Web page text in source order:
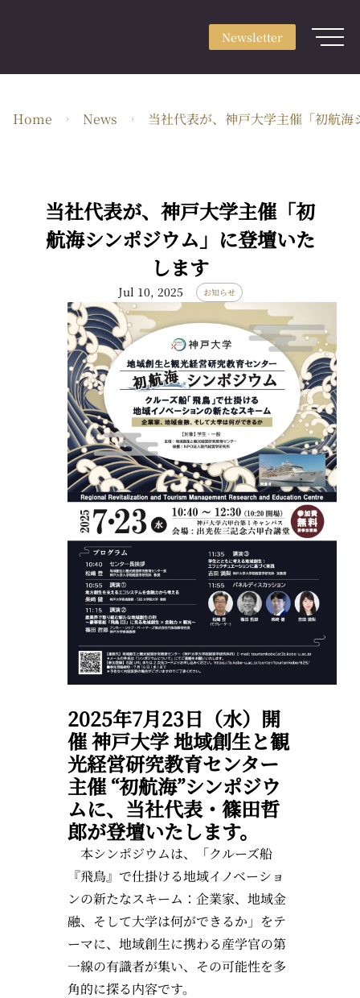
Newsletter
Use & Scene
Artists
Feature
EN・JPY
ARTerrace Inc.
2-2-1 Kyobashi, Chuo-ku, Tokyo 104-0031
About ARTerrace Privacy Policy
Home News 当社代表が、神戸大学主催「初航
当社代表が、神戸大学主催「初
航海シンポジウム」に登壇いた
します
Jul 10, 2025 お知らせ
2025年7月23日（水）開
催神戸大学 地域創生と観
光経営研究教育センター
主催 “初航海”シンポジウ
ムに、当社代表・篠田哲
郎が登壇いたします。
本シンポジウムは、「クルーズ船
『飛鳥』で仕掛ける地域イノベーショ
ンの新たなスキーム：企業家、地域金
融、そして大学は何ができるか」をテ
ーマに、地域創生に携わる産学官の第
一線の有識者が集い、その可能性を多
角的に探る内容です。